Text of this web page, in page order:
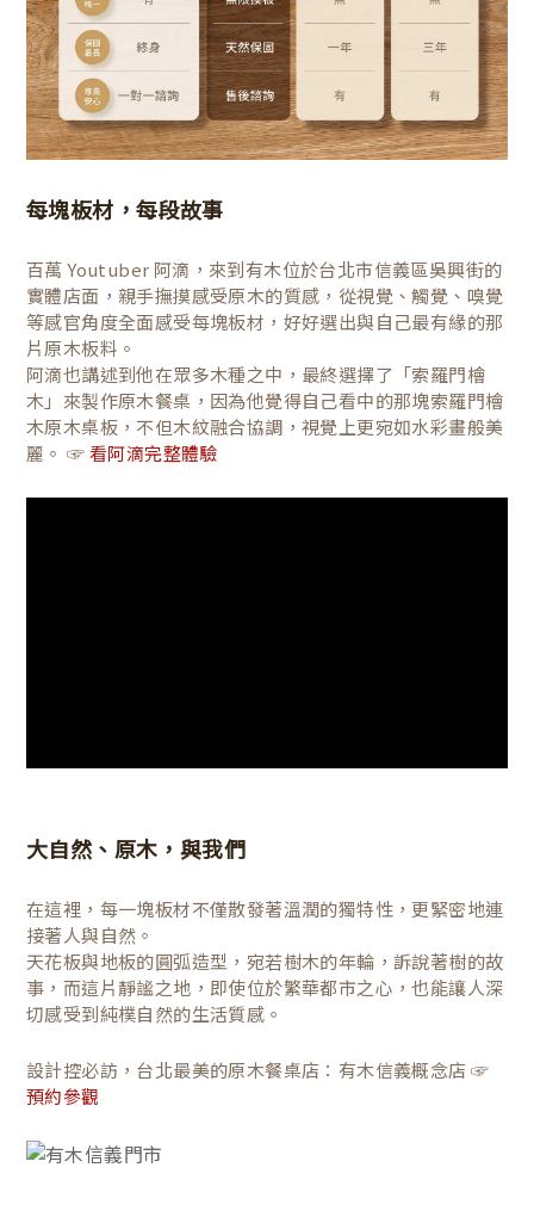
每塊板材，每段故事
百萬 Youtuber 阿滴，來到有木位於台北市信義區吳興街的
實體店面，親手撫摸感受原木的質感，從視覺、觸覺、嗅覺
等感官角度全面感受每塊板材，好好選出與自己最有緣的那
片原木板料。
阿滴也講述到他在眾多木種之中，最終選擇了「索羅門檜
木」來製作原木餐桌，因為他覺得自己看中的那塊索羅門檜
木原木桌板，不但木紋融合協調，視覺上更宛如水彩畫般美
麗。 ☞ 看阿滴完整體驗
大自然、原木，與我們
在這裡，每一塊板材不僅散發著溫潤的獨特性，更緊密地連
接著人與自然。
天花板與地板的圓弧造型，宛若樹木的年輪，訴說著樹的故
事，而這片靜謐之地，即使位於繁華都市之心，也能讓人深
切感受到純樸自然的生活質感。
設計控必訪，台北最美的原木餐桌店：有木信義概念店 ☞
預約參觀